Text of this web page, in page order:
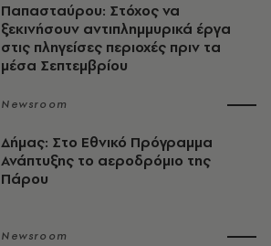
Παπασταύρου: Στόχος να
ξεκινήσουν αντιπλημμυρικά έργα
στις πληγείσες περιοχές πριν τα
μέσα Σεπτεμβρίου
Newsroom
Δήμας: Στο Εθνικό Πρόγραμμα
Ανάπτυξης το αεροδρόμιο της
Πάρου
Newsroom